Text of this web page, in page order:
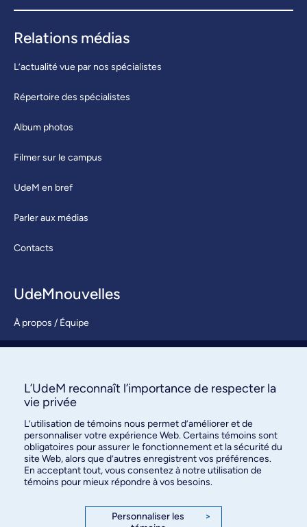
Relations médias
L’actualité vue par nos spécialistes
Répertoire des spécialistes
Album photos
Filmer sur le campus
UdeM en bref
Parler aux médias
Contacts
UdeMnouvelles
À propos / Équipe
S’abonner
des relations publiques
L’UdeM reconnaît l’importance de respecter la
vie privée
L’utilisation de témoins nous permet d’améliorer et de
personnaliser votre expérience Web. Certains témoins sont
obligatoires pour assurer le fonctionnement et la sécurité du
site Web, alors que d’autres enregistrent vos préférences.
En acceptant tout, vous consentez à notre utilisation de
témoins pour mieux répondre à vos besoins.
Personnaliser les
>